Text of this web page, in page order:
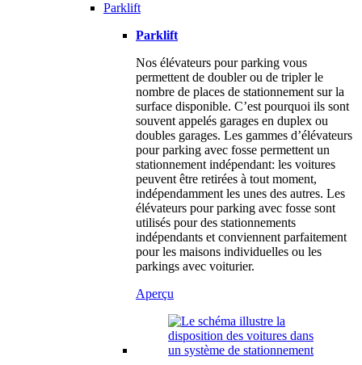
Parklift
Parklift
Nos élévateurs pour parking vous
permettent de doubler ou de tripler le
nombre de places de stationnement sur la
surface disponible. C’est pourquoi ils sont
souvent appelés garages en duplex ou
doubles garages. Les gammes d’élévateurs
pour parking avec fosse permettent un
stationnement indépendant: les voitures
peuvent être retirées à tout moment,
indépendamment les unes des autres. Les
élévateurs pour parking avec fosse sont
utilisés pour des stationnements
indépendants et conviennent parfaitement
pour les maisons individuelles ou les
parkings avec voiturier.
Aperçu